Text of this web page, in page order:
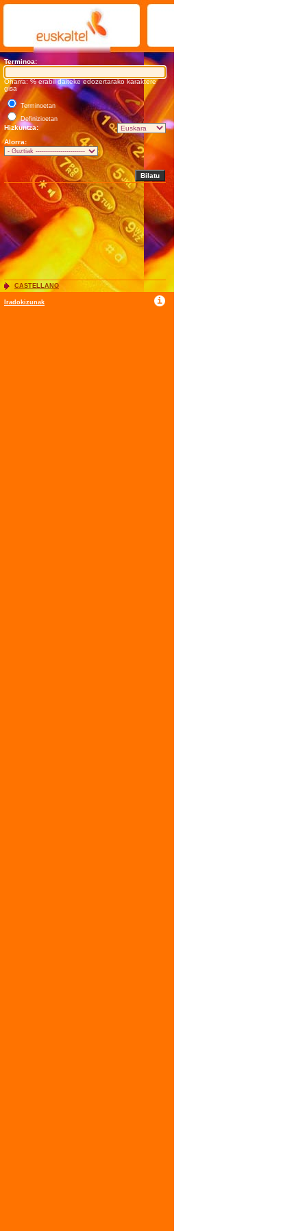
Terminoa:
Oharra: % erabil daiteke edozertarako karaktere
gisa
Terminoetan
Definizioetan
Hizkuntza:
Alorra:
CASTELLANO
Iradokizunak